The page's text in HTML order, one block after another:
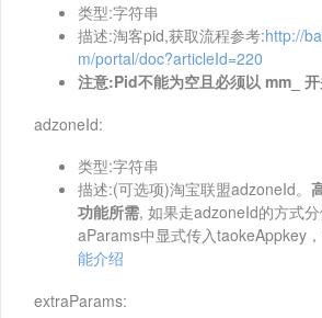
类型:字符串
描述:淘客pid,获取流程参考:http://
m/portal/doc?articleId=220
注意:Pid不能为空且必须以 mm_
adzoneId:
类型:字符串
描述:(可选项)淘宝联盟adzoneId。
功能所需, 如果走adzoneId的方式
aParams中显式传入taokeAppkey，
能介绍
extraParams: